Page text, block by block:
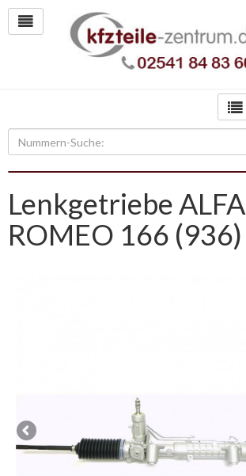
Lenkgetriebe ALFA
ROMEO 166 (936)